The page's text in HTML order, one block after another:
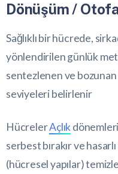
Dönüşüm /
Sağlıklı bir hücrede,
yönlendirilen günlük
sentezlenen ve
seviyeleri belirlenir
HücrelerAçlık
serbest bırakır ve
(hücresel yapılar)